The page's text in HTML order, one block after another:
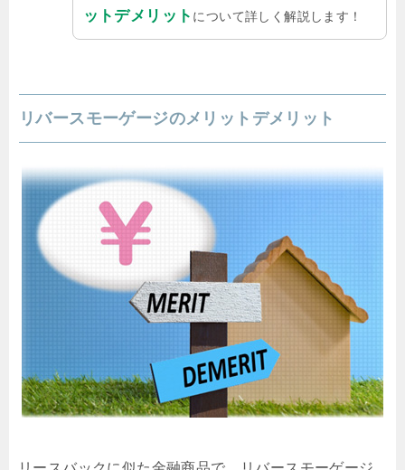
ットデメリット について詳しく解説します！
リバースモーゲージのメリットデメリット